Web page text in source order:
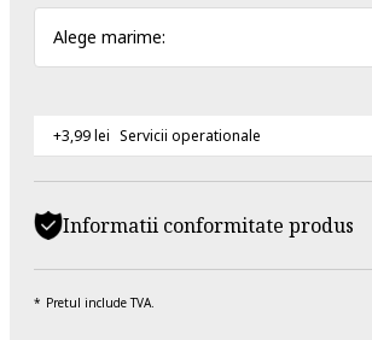
Alege marime:
+3,99 lei Servicii operationale
Informatii conformitate produs
Pretul include TVA.